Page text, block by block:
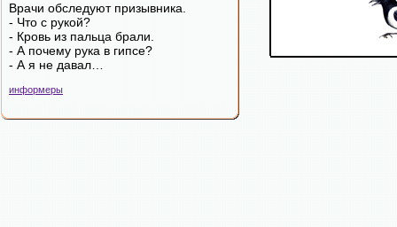
Врачи обследуют призывника.
- Что с рукой?
- Кровь из пальца брали.
- А почему рука в гипсе?
- А я не давал…
информеры